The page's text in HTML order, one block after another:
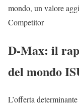
mondo, un valore
Competitor
D-Max: il
del mondo
L’offerta